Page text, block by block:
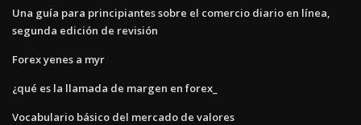
Una guía para principiantes sobre el comercio diario en línea,
segunda edición de revisión
Forex yenes a myr
¿qué es la llamada de margen en forex_
Vocabulario básico del mercado de valores